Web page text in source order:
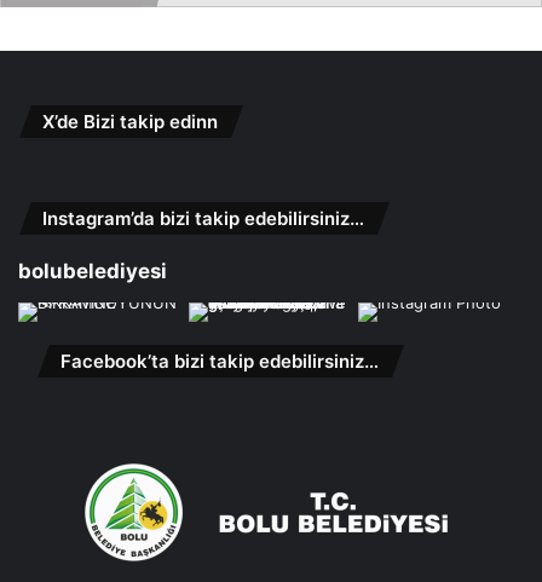
X’de Bizi takip edinn
Instagram’da bizi takip edebilirsiniz…
bolubelediyesi
Facebook’ta bizi takip edebilirsiniz…